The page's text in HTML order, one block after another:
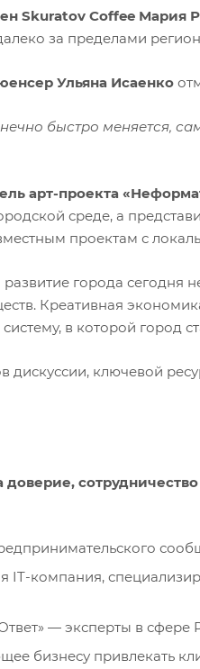
Skuratov Coffee Мария
за пределами
Ульяна Исаенко
быстро меняется,
арт-проекта
среде, а
проектам с
города сегодня
Креативная
в которой город
дискуссии, ключевой
компания,
— эксперты в сфере
бизнесу привлекать